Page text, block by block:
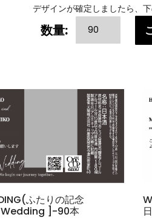
デザインが確定しましたら、
数量:
念
日)
Thank
You]-90
本
個
ふたりの記念
]-90本